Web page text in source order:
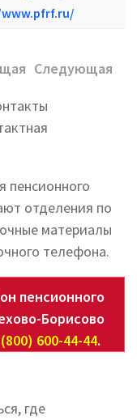
Следующая
пенсионного
отделения по
материалы
телефона.
пенсионного
Борисово
600-44-44.
где